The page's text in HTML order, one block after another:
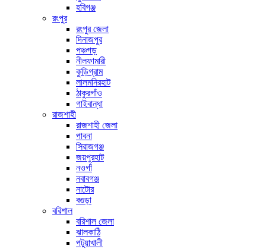
হবিগঞ্জ
রংপুর
রংপুর জেলা
দিনাজপুর
পঞ্চগড়
নীলফামারী
কুড়িগ্রাম
লালমনিরহাট
ঠাকুরগাঁও
গাইবান্ধা
রাজশাহী
রাজশাহী জেলা
পাবনা
সিরাজগঞ্জ
জয়পুরহাট
নওগাঁ
নবাবগঞ্জ
নাটোর
বগুড়া
বরিশাল
বরিশাল জেলা
ঝালকাঠি
পটুয়াখালী